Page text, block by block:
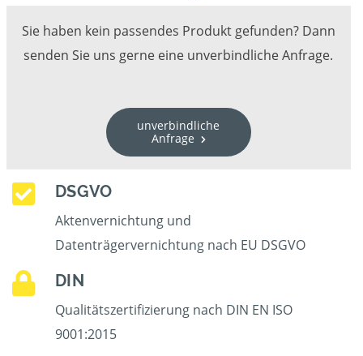
Sie haben kein passendes Produkt gefunden? Dann
senden Sie uns gerne eine unverbindliche Anfrage.
unverbindliche
Anfrage
DSGVO
Aktenvernichtung und
Datenträgervernichtung nach EU DSGVO
DIN
Qualitätszertifizierung nach DIN EN ISO
9001:2015